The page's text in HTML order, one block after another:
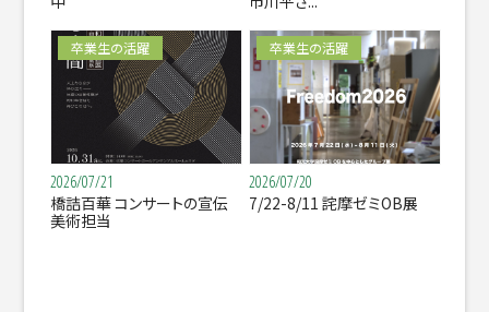
卒業生の活躍
2026/07/21
橋詰百華 コンサートの宣伝
美術担当
卒業生の活躍
2026/07/20
7/22-8/11 詫摩ゼミOB展